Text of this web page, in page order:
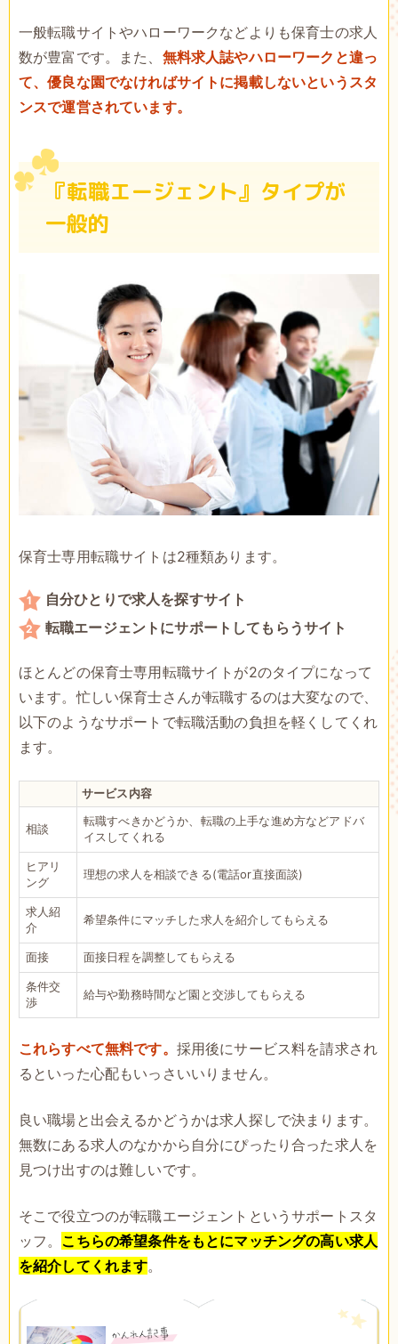
一般転職サイトやハローワークなどよりも保育士の求人
数が豊富です。また、 無料求人誌やハローワークと違っ
て、優良な園でなければサイトに掲載しないというスタ
ンスで運営されています。
『転職エージェント』タイプが
一般的
保育士専用転職サイトは2種類あります。
自分ひとりで求人を探すサイト
転職エージェントにサポートしてもらうサイト
ほとんどの保育士専用転職サイトが2のタイプになって
います。忙しい保育士さんが転職するのは大変なので、
以下のようなサポートで転職活動の負担を軽くしてくれ
ます。
サービス内容
相談
転職すべきかどうか、転職の上手な進め方などアドバ
イスしてくれる
ヒアリ
ング
理想の求人を相談できる(電話or直接面談)
求人紹
介
希望条件にマッチした求人を紹介してもらえる
面接 面接日程を調整してもらえる
条件交
渉
給与や勤務時間など園と交渉してもらえる
これらすべて無料です。 採用後にサービス料を請求され
るといった心配もいっさいいりません。
良い職場と出会えるかどうかは求人探しで決まります。
無数にある求人のなかから自分にぴったり合った求人を
見つけ出すのは難しいです。
そこで役立つのが転職エージェントというサポートスタ
ッフ。 こちらの希望条件をもとにマッチングの高い求人
を紹介してくれます。